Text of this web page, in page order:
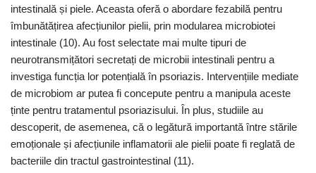
intestinală și piele. Aceasta oferă o abordare fezabilă pentru
îmbunătățirea afecțiunilor pielii, prin modularea microbiotei
intestinale (10). Au fost selectate mai multe tipuri de
neurotransmițători secretați de microbii intestinali pentru a
investiga funcția lor potențială în psoriazis. Intervențiile mediate
de microbiom ar putea fi concepute pentru a manipula aceste
ținte pentru tratamentul psoriazisului. În plus, studiile au
descoperit, de asemenea, că o legătură importantă între stările
emoționale și afecțiunile inflamatorii ale pielii poate fi reglată de
bacteriile din tractul gastrointestinal (11).